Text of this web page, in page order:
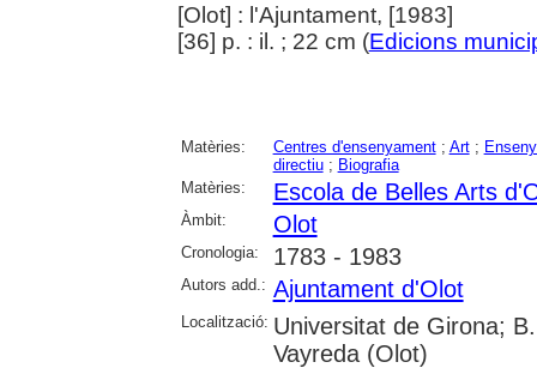
[Olot] : l'Ajuntament, [1983]
[36] p. : il. ; 22 cm (Edicions
Matèries: Centres d'ensenyament; Art;
directiu; Biografia
Matèries:
Escola de Belles Arts
Àmbit: Olot
Cronologia: 1783 - 1983
Autors add.: Ajuntament d'Olot
Localització: Universitat de Girona;
Vayreda (Olot)